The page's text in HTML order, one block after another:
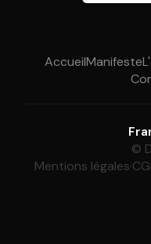
AccueilManifeste
©
Mentions légales·